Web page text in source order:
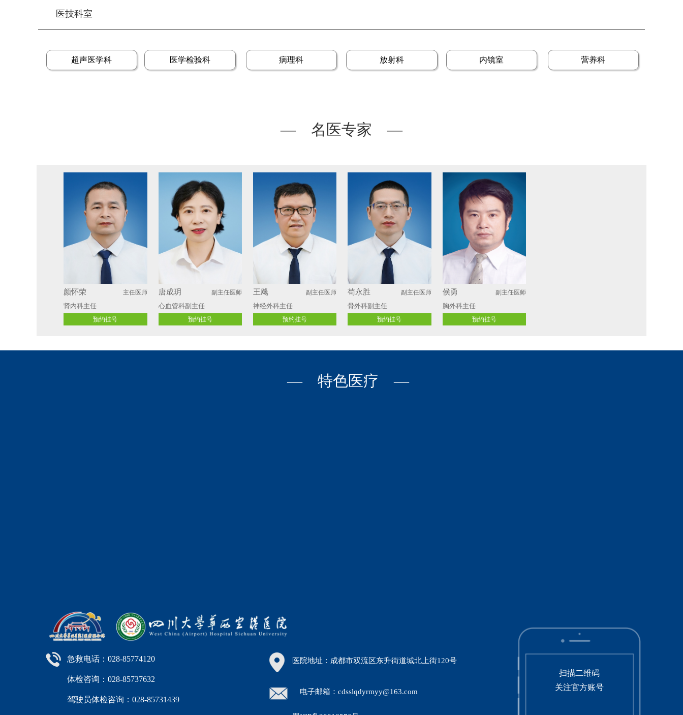
超声医学科 医学检验科 病理科 放射科 内镜室 营养科
医技科室
— 名医专家 —
颜怀荣 主任医师
肾内科主任
预约挂号
唐成玥 副主任医师
心血管科副主任
预约挂号
王飚 副主任医师
神经外科主任
预约挂号
苟永胜 副主任医师
骨外科副主任
预约挂号
侯勇 副主任医师
胸外科主任
预约挂号
— 特色医疗 —
医院地址：成都市双流区东升街道城北上街120号
电子邮箱：cdsslqdyrmyy@163.com
扫描二维码
关注官方账号
急救电话：028-85774120
体检咨询：028-85737632
驾驶员体检咨询：028-85731439